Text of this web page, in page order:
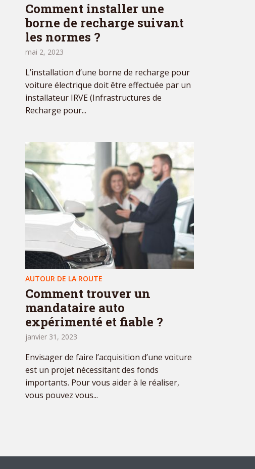
Comment installer une
borne de recharge suivant
les normes ?
mai 2, 2023
L’installation d’une borne de recharge pour
voiture électrique doit être effectuée par un
installateur IRVE (Infrastructures de
Recharge pour...
AUTOUR DE LA ROUTE
Comment trouver un
mandataire auto
expérimenté et fiable ?
janvier 31, 2023
Envisager de faire l’acquisition d’une voiture
est un projet nécessitant des fonds
importants. Pour vous aider à le réaliser,
vous pouvez vous...